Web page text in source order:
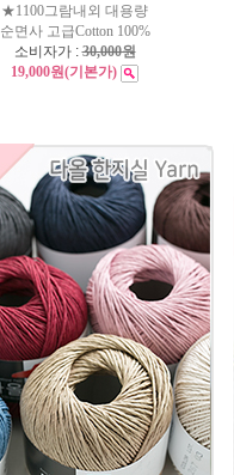
★1100그람내외 대용량
순면사 고급Cotton 100%
소비자가 :30,000원
19,000원(기본가)